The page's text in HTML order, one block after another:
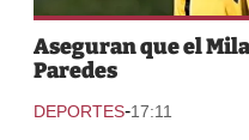
Aseguran que el
Paredes
DEPORTES-17:11